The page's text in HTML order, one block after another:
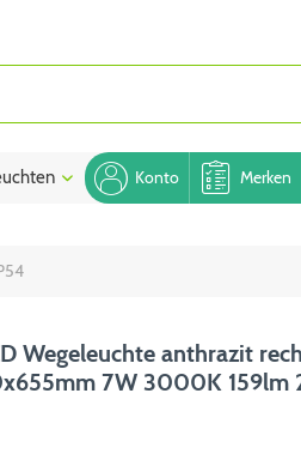
Konto Merken
Blog
Wegeleuchte anthrazit
7W 3000K